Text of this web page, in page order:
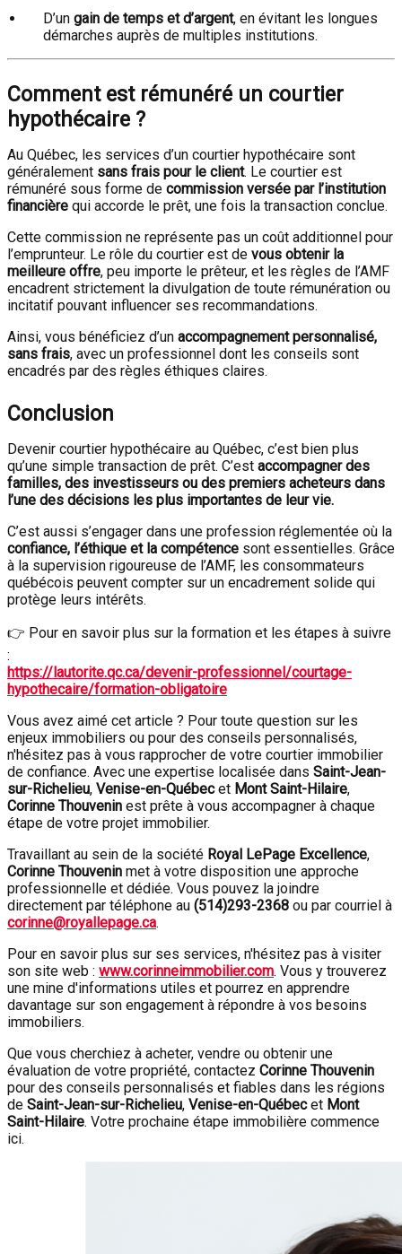
D’un gain de temps et d’argent, en évitant les longues
démarches auprès de multiples institutions.
Comment est rémunéré un courtier
hypothécaire ?
Au Québec, les services d’un courtier hypothécaire sont
généralement sans frais pour le client. Le courtier est
rémunéré sous forme de commission versée par l’institution
financière qui accorde le prêt, une fois la transaction conclue.
Cette commission ne représente pas un coût additionnel pour
l’emprunteur. Le rôle du courtier est de vous obtenir la
meilleure offre, peu importe le prêteur, et les règles de l’AMF
encadrent strictement la divulgation de toute rémunération ou
incitatif pouvant influencer ses recommandations.
Ainsi, vous bénéficiez d’un accompagnement personnalisé,
sans frais, avec un professionnel dont les conseils sont
encadrés par des règles éthiques claires.
Conclusion
Devenir courtier hypothécaire au Québec, c’est bien plus
qu’une simple transaction de prêt. C’est accompagner des
familles, des investisseurs ou des premiers acheteurs dans
l’une des décisions les plus importantes de leur vie.
C’est aussi s’engager dans une profession réglementée où la
confiance, l’éthique et la compétence sont essentielles. Grâce
à la supervision rigoureuse de l’AMF, les consommateurs
québécois peuvent compter sur un encadrement solide qui
protège leurs intérêts.
👉 Pour en savoir plus sur la formation et les étapes à suivre
:
https://lautorite.qc.ca/devenir-professionnel/courtage-
hypothecaire/formation-obligatoire
Vous avez aimé cet article ? Pour toute question sur les
enjeux immobiliers ou pour des conseils personnalisés,
n'hésitez pas à vous rapprocher de votre courtier immobilier
de confiance. Avec une expertise localisée dans Saint-Jean-
sur-Richelieu, Venise-en-Québecet Mont Saint-Hilaire,
Corinne Thouvenin est prête à vous accompagner à chaque
étape de votre projet immobilier.
Travaillant au sein de la société Royal LePage Excellence,
Corinne Thouvenin met à votre disposition une approche
professionnelle et dédiée. Vous pouvez la joindre
directement par téléphone au (514)293-2368 ou par courriel à
corinne@royallepage.ca.
Pour en savoir plus sur ses services, n'hésitez pas à visiter
son site web : www.corinneimmobilier.com. Vous y trouverez
une mine d'informations utiles et pourrez en apprendre
davantage sur son engagement à répondre à vos besoins
immobiliers.
Que vous cherchiez à acheter, vendre ou obtenir une
évaluation de votre propriété, contactez Corinne Thouvenin
pour des conseils personnalisés et fiables dans les régions
de Saint-Jean-sur-Richelieu, Venise-en-Québecet Mont
Saint-Hilaire. Votre prochaine étape immobilière commence
ici.